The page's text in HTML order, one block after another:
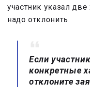
участник указал
надо отклонить.
Если
конкретные
отклоните